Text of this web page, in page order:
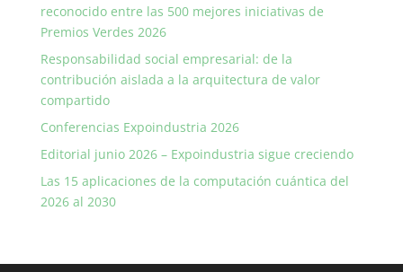
reconocido entre las 500 mejores iniciativas de
Premios Verdes 2026
Responsabilidad social empresarial: de la
contribución aislada a la arquitectura de valor
compartido
Conferencias Expoindustria 2026
Editorial junio 2026 – Expoindustria sigue creciendo
Las 15 aplicaciones de la computación cuántica del
2026 al 2030